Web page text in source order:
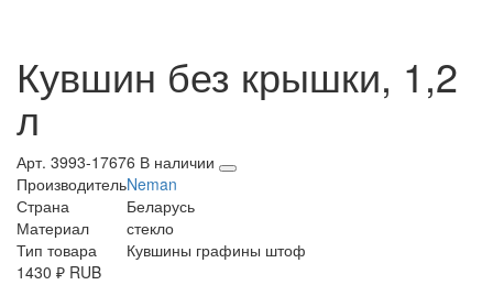
Кувшин без крышки, 1,2
л
Арт. 3993-17676 В наличии
ПроизводительNeman
Страна
Беларусь
Материал
стекло
Тип товара
Кувшины графины штоф
1430 ₽ RUB